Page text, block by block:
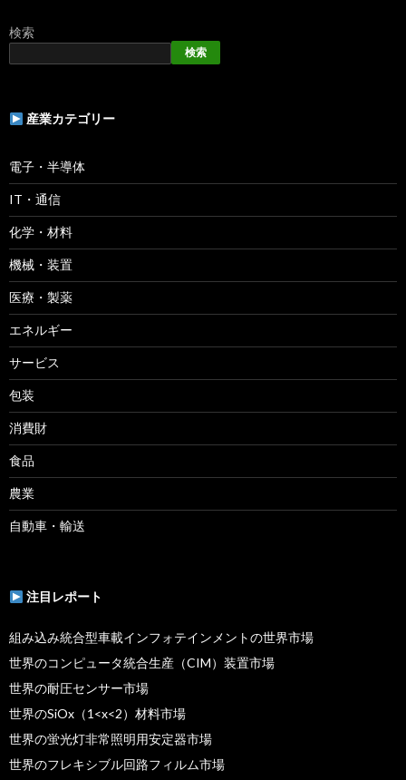
検索
検索
産業カテゴリー
電子・半導体
IT・通信
化学・材料
機械・装置
医療・製薬
エネルギー
サービス
包装
消費財
食品
農業
自動車・輸送
注目レポート
組み込み統合型車載インフォテインメントの世界市場
世界のコンピュータ統合生産（CIM）装置市場
世界の耐圧センサー市場
世界のSiOx（1<x<2）材料市場
世界の蛍光灯非常照明用安定器市場
世界のフレキシブル回路フィルム市場